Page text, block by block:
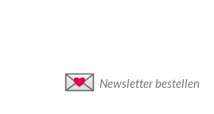
Newsletter bestellen